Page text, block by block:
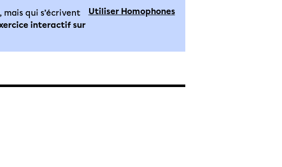
qui s’écrivent
interactif sur
Utiliser Homophones